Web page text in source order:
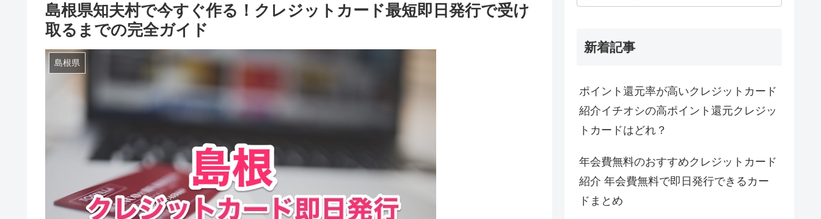
島根県知夫村で今すぐ作る！クレジットカード最短即日発行で受け
取るまでの完全ガイド
島根県
新着記事
ポイント還元率が高いクレジットカード
紹介イチオシの高ポイント還元クレジッ
トカードはどれ？
年会費無料のおすすめクレジットカード
紹介 年会費無料で即日発行できるカー
ドまとめ